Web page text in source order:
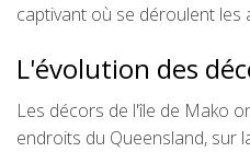
captivant où se déroulent les
L'évolution des
Les décors de l'île de Mako
endroits du Queensland, sur